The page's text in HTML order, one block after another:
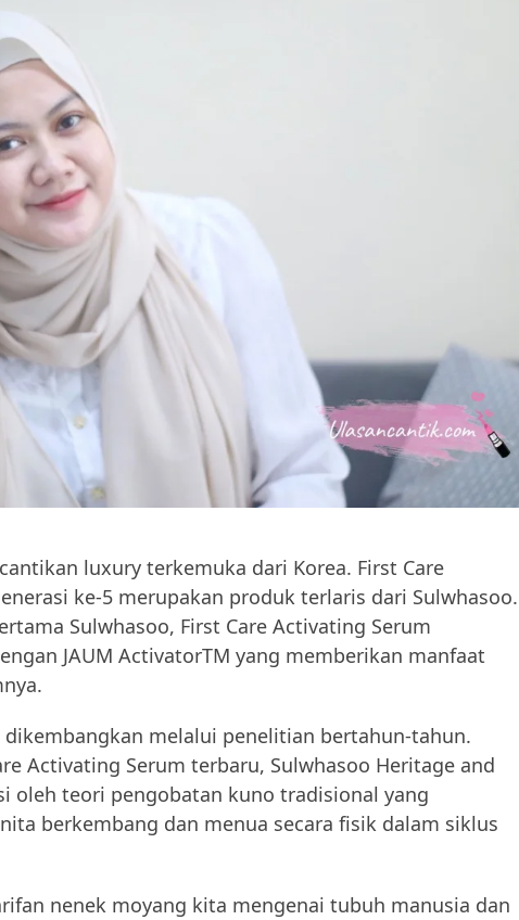
luxury terkemuka dari Korea. First Care
ke-5 merupakan produk terlaris dari Sulwhasoo.
Sulwhasoo, First Care Activating Serum
JAUM ActivatorTM yang memberikan manfaat
dikembangkan melalui penelitian bertahun-tahun.
Activating Serum terbaru, Sulwhasoo Heritage and
oleh teori pengobatan kuno tradisional yang
berkembang dan menua secara fisik dalam siklus
nenek moyang kita mengenai tubuh manusia dan